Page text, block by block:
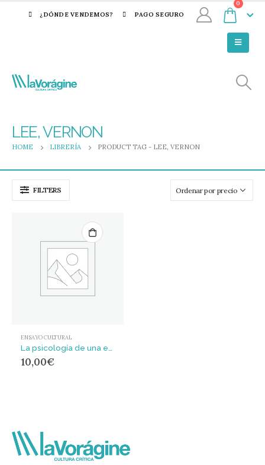
¿DÓNDE VENDEMOS? PAGO SEGURO
0
LEE, VERNON
HOME LIBRERÍA PRODUCT TAG - LEE, VERNON
FILTERS
ENSAYO CULTURAL
10,00€